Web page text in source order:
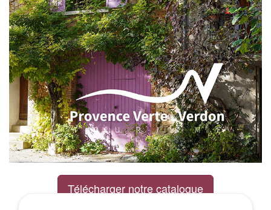
Télécharger notre catalogue